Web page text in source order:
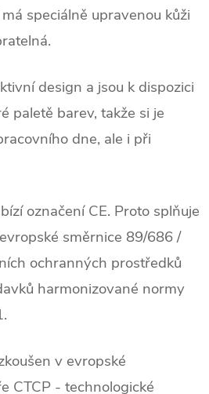
speciálně upravenou kůži
design a jsou k dispozici
paletě barev, takže si je
dne, ale i při
označení CE. Proto splňuje
směrnice 89/686 /
ochranných prostředků
harmonizované normy
v evropské
CTCP - technologické